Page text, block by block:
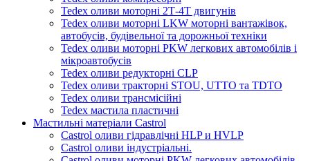
Tedex оливи моторні 2Т-4Т двигунів
Tedex оливи моторні LKW моторні вантажівок,
автобусів, будівельної та дорожньої техніки
Tedex оливи моторні PKW легкових автомобілів і
мікроавтобусів
Tedex оливи редукторні CLP
Tedex оливи тракторні STOU, UTTO та TDTO
Tedex оливи трансмісійні
Tedex мастила пластичні
Мастильні матеріали Castrol
Castrol оливи гідравлічні HLP и HVLP
Castrol оливи індустріальні.